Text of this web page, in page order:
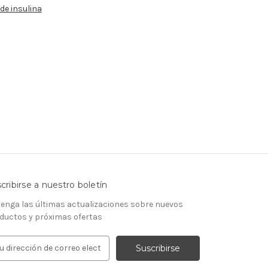
insulina
a nuestro boletín
las últimas actualizaciones sobre nuevos
y próximas ofertas